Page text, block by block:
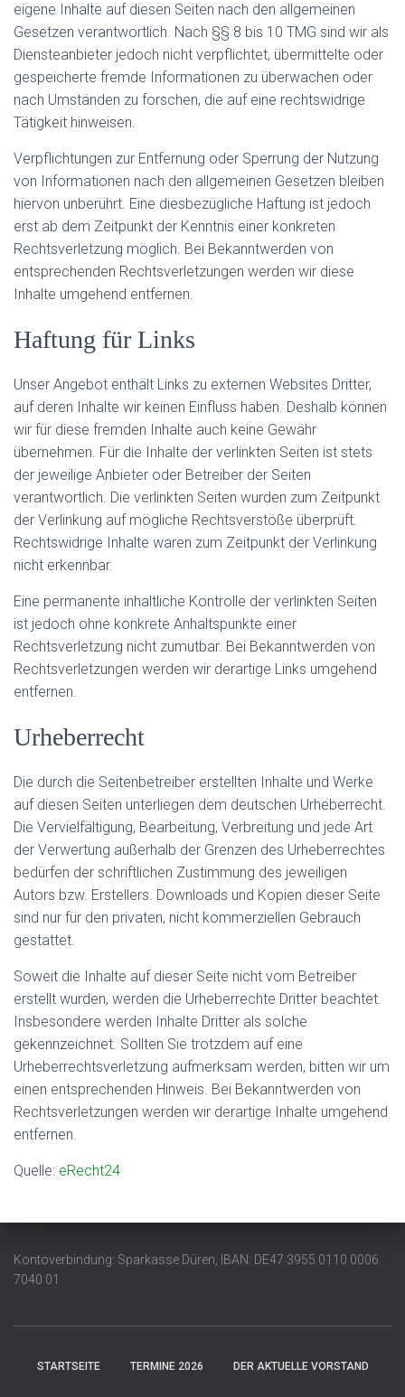
eigene Inhalte auf diesen Seiten nach den allgemeinen
Gesetzen verantwortlich. Nach §§ 8 bis 10 TMG sind wir als
Diensteanbieter jedoch nicht verpflichtet, übermittelte oder
gespeicherte fremde Informationen zu überwachen oder
nach Umständen zu forschen, die auf eine rechtswidrige
Tätigkeit hinweisen.
Verpflichtungen zur Entfernung oder Sperrung der Nutzung
von Informationen nach den allgemeinen Gesetzen bleiben
hiervon unberührt. Eine diesbezügliche Haftung ist jedoch
erst ab dem Zeitpunkt der Kenntnis einer konkreten
Rechtsverletzung möglich. Bei Bekanntwerden von
entsprechenden Rechtsverletzungen werden wir diese
Inhalte umgehend entfernen.
Haftung für Links
Unser Angebot enthält Links zu externen Websites Dritter,
auf deren Inhalte wir keinen Einfluss haben. Deshalb können
wir für diese fremden Inhalte auch keine Gewähr
übernehmen. Für die Inhalte der verlinkten Seiten ist stets
der jeweilige Anbieter oder Betreiber der Seiten
verantwortlich. Die verlinkten Seiten wurden zum Zeitpunkt
der Verlinkung auf mögliche Rechtsverstöße überprüft.
Rechtswidrige Inhalte waren zum Zeitpunkt der Verlinkung
nicht erkennbar.
Eine permanente inhaltliche Kontrolle der verlinkten Seiten
ist jedoch ohne konkrete Anhaltspunkte einer
Rechtsverletzung nicht zumutbar. Bei Bekanntwerden von
Rechtsverletzungen werden wir derartige Links umgehend
entfernen.
Urheberrecht
Die durch die Seitenbetreiber erstellten Inhalte und Werke
auf diesen Seiten unterliegen dem deutschen Urheberrecht.
Die Vervielfältigung, Bearbeitung, Verbreitung und jede Art
der Verwertung außerhalb der Grenzen des Urheberrechtes
bedürfen der schriftlichen Zustimmung des jeweiligen
Autors bzw. Erstellers. Downloads und Kopien dieser Seite
sind nur für den privaten, nicht kommerziellen Gebrauch
gestattet.
Soweit die Inhalte auf dieser Seite nicht vom Betreiber
erstellt wurden, werden die Urheberrechte Dritter beachtet.
Insbesondere werden Inhalte Dritter als solche
gekennzeichnet. Sollten Sie trotzdem auf eine
Urheberrechtsverletzung aufmerksam werden, bitten wir um
einen entsprechenden Hinweis. Bei Bekanntwerden von
Rechtsverletzungen werden wir derartige Inhalte umgehend
entfernen.
Quelle: eRecht24
Kontoverbindung: Sparkasse Düren, IBAN: DE47 3955 0110 0006
7040 01
STARTSEITE TERMINE 2026 DER AKTUELLE VORSTAND